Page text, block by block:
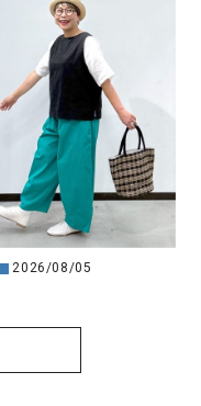
2026/08/05